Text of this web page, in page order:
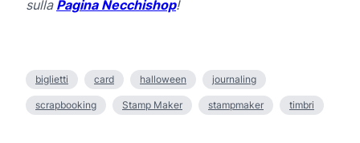
sulla Pagina Necchishop!
biglietti card halloween journaling
scrapbooking Stamp Maker stampmaker timbri